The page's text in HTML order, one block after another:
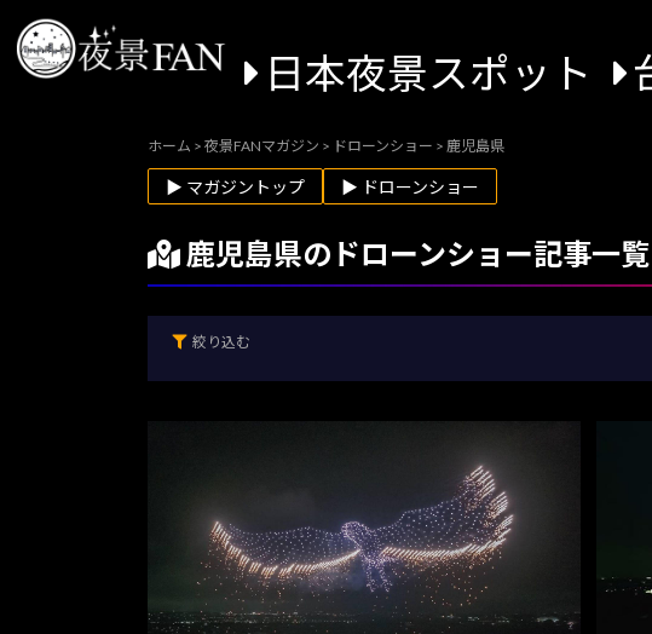
日本夜景スポット
ホーム > 夜景FANマガジン > ドローンショー > 鹿児島県
▶ マガジントップ ▶ ドローンショー
鹿児島県のドローンショー記事一覧
絞り込む